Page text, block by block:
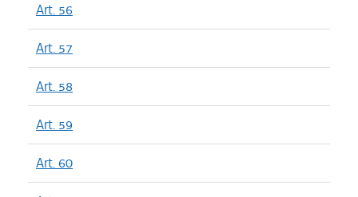
Art. 56
Art. 57
Art. 58
Art. 59
Art. 60